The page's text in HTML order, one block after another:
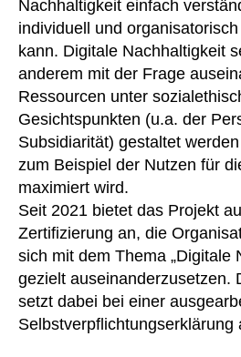
Nachhaltigkeit einfach
individuell und
kann. Digitale Nachhaltigkeit
anderem mit der Frage
Ressourcen unter
Gesichtspunkten (u.a. der
Subsidiarität) gestaltet
zum Beispiel der Nutzen für
maximiert wird.
Seit 2021 bietet das Projekt
Zertifizierung an, die
sich mit dem Thema „Digitale
gezielt auseinanderzusetzen.
setzt dabei bei einer
Selbstverpflichtungserklärung